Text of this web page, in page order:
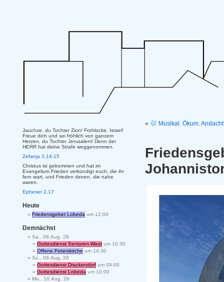
« Musikal. Ökum.
Jauchze, du Tochter Zion! Frohlocke, Israel!
Freue dich und sei fröhlich von ganzem
Herzen, du Tochter Jerusalem! Denn der
HERR hat deine Strafe weggenommen.
Zefanja 3,14-15
Christus ist gekommen und hat im
Evangelium Frieden verkündigt euch, die ihr
fern wart, und Frieden denen, die nahe
waren.
Epheser 2,17
Heute
Friedensgebet Lobeda um 12:00
Demnächst
Sa., 08.Aug. 26
Gottesdienst Senioren-West um 10:30
Offene Peterskirche um 14:30
So., 09.Aug. 26
Gottesdienst Drackendorf um 09:00
Gottesdienst Lobeda um 10:00
Mo., 10.Aug. 26